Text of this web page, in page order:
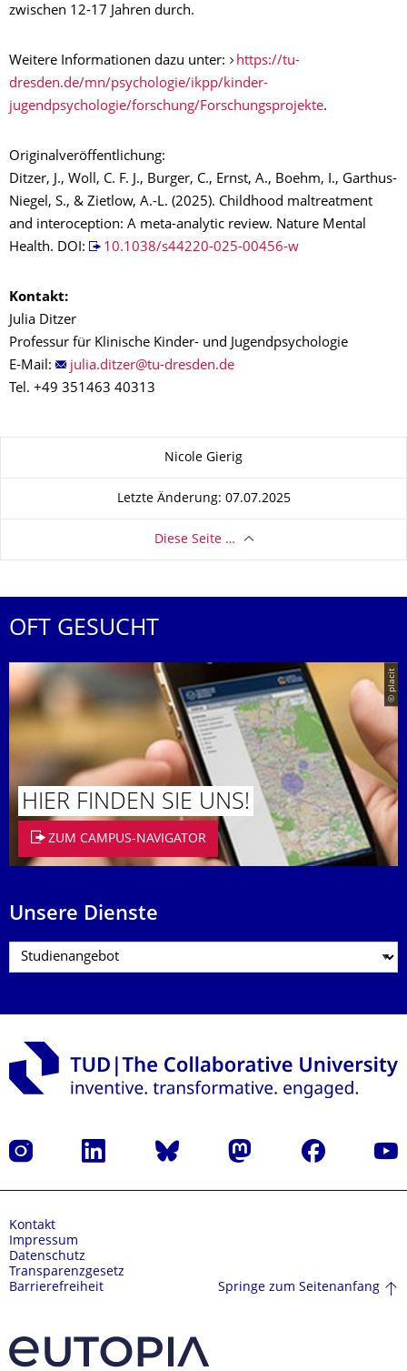
zwischen 12-17 Jahren durch.
Weitere Informationen dazu unter:
https://tu-
dresden.de/mn/psychologie/ikpp/kinder-
jugendpsychologie/forschung/Forschungsprojekte.
Originalveröffentlichung:
Ditzer, J., Woll, C. F. J., Burger, C., Ernst, A., Boehm, I., Garthus-
Niegel, S., & Zietlow, A.-L. (2025). Childhood maltreatment
and interoception: A meta-analytic review. Nature Mental
Health. DOI:
10.1038/s44220-025-00456-w
Kontakt:
Julia Ditzer
Professur für Klinische Kinder- und Jugendpsychologie
E-Mail:
Tel. +49 351463 40313
Nicole Gierig
Letzte Änderung: 07.07.2025
Diese Seite …
OFT GESUCHT
© placit
HIER FINDEN SIE UNS!
ZUM CAMPUS-NAVIGATOR
Unsere Dienste
Instagram LinkedIn Bluesky Mastodon Facebook
Kontakt
Impressum
Datenschutz
Transparenzgesetz
Barrierefreiheit
Springe zum Seitenanfang